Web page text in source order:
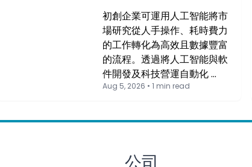
初創企業可運用人工智能將市
場研究從人手操作、耗時費力
的工作轉化為高效且數據豐富
的流程。透過將人工智能與軟
件開發及科技營運自動化 …
Aug 5, 2026 • 1 min read
公司